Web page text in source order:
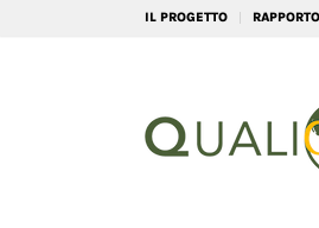
IL PROGETTO